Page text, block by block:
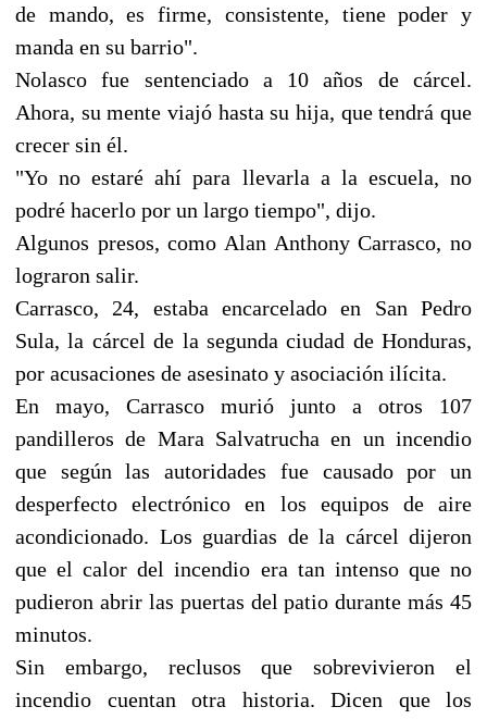
de mando, es firme, consistente, tiene poder y
manda en su barrio".
Nolasco fue sentenciado a 10 años de cárcel.
Ahora, su mente viajó hasta su hija, que tendrá que
crecer sin él.
"Yo no estaré ahí para llevarla a la escuela, no
podré hacerlo por un largo tiempo", dijo.
Algunos presos, como Alan Anthony Carrasco, no
lograron salir.
Carrasco, 24, estaba encarcelado en San Pedro
Sula, la cárcel de la segunda ciudad de Honduras,
por acusaciones de asesinato y asociación ilícita.
En mayo, Carrasco murió junto a otros 107
pandilleros de Mara Salvatrucha en un incendio
que según las autoridades fue causado por un
desperfecto electrónico en los equipos de aire
acondicionado. Los guardias de la cárcel dijeron
que el calor del incendio era tan intenso que no
pudieron abrir las puertas del patio durante más 45
minutos.
Sin embargo, reclusos que sobrevivieron el
incendio cuentan otra historia. Dicen que los